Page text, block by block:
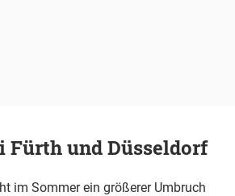
Fürth und Düsseldorf
im Sommer ein größerer Umbruch